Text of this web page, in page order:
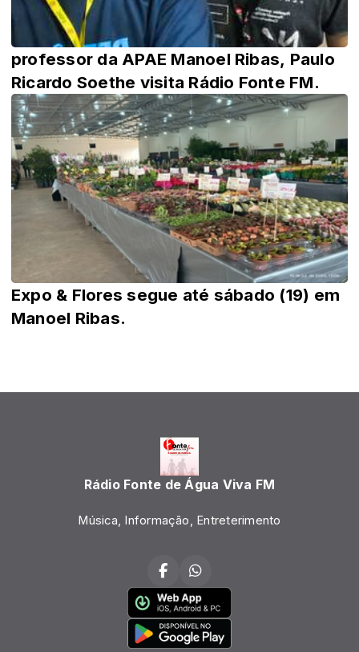
professor da APAE Manoel Ribas, Paulo
Ricardo Soethe visita Rádio Fonte FM.
Expo & Flores segue até sábado (19) em
Manoel Ribas.
Rádio Fonte de Água Viva FM
Música, Informação, Entreterimento